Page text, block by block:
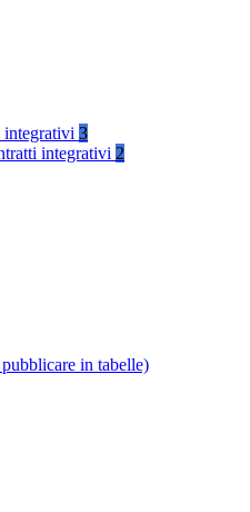
integrativi 3
integrativi 2
in tabelle)